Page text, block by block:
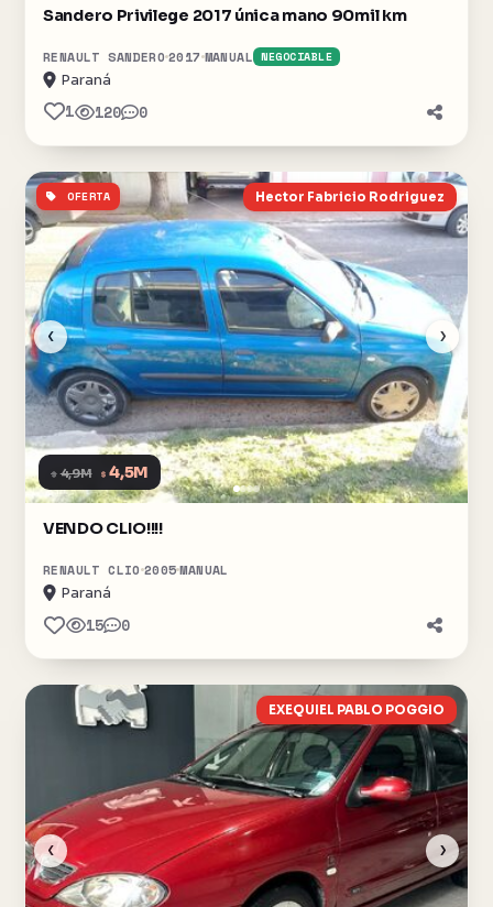
Sandero Privilege 2017 única mano 90mil km
RENAULT SANDERO 2017 MANUAL NEGOCIABLE
Paraná
1 120 0
‹ ›
Hector Fabricio Rodriguez
OFERTA
$ 4,9M $ 4,5M
VENDO CLIO!!!!
RENAULT CLIO 2005MANUAL
Paraná
15 0
‹ ›
EXEQUIEL PABLO POGGIO